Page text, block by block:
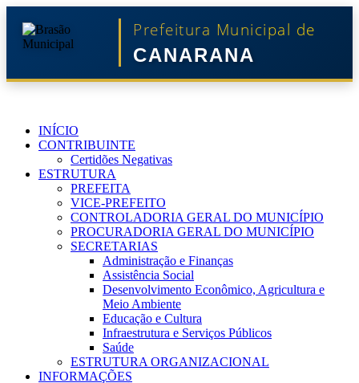
Prefeitura Municipal de
CANARANA
INÍCIO
CONTRIBUINTE
Certidões Negativas
ESTRUTURA
PREFEITA
VICE-PREFEITO
CONTROLADORIA GERAL DO MUNICÍPIO
PROCURADORIA GERAL DO MUNICÍPIO
SECRETARIAS
Administração e Finanças
Assistência Social
Desenvolvimento Econômico, Agricultura e
Meio Ambiente
Educação e Cultura
Infraestrutura e Serviços Públicos
Saúde
ESTRUTURA ORGANIZACIONAL
INFORMAÇÕES